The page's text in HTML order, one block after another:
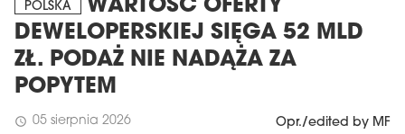
POLSKA
WARTOŚĆ OFERTY
DEWELOPERSKIEJ SIĘGA 52 MLD
ZŁ. PODAŻ NIE NADĄŻA ZA
POPYTEM
schedule 05 sierpnia 2026 Opr./edited by MF